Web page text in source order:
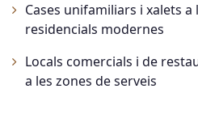
Cases unifamiliars i xalets
residencials modernes
Locals comercials i de
a les zones de serveis